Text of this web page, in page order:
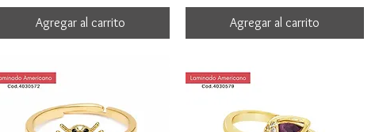
Agregar al carrito Agregar al carrito